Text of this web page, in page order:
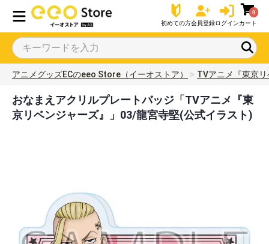
初めての方会員登録ログイン
0
カート
アニメグッズECのeeo Store（イーオストア） TVアニメ『東京
おなまえアクリルプレートバッジ「TVアニメ『東
京リベンジャーズ』」03/龍宮寺堅(公式イラスト)